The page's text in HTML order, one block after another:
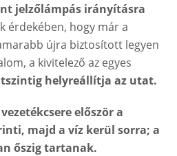
jelzőlámpás irányításra
érdekében, hogy már a
újra biztosított legyen
a kivitelező az egyes
helyreállítja az utat.
először a
majd a víz kerül sorra; a
őszig tartanak.